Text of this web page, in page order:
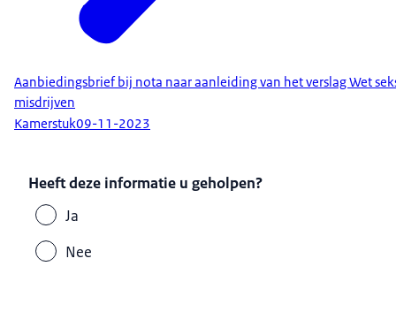
Aanbiedingsbrief bij nota naar aanleiding van het verslag Wet
misdrijven
Kamerstuk09-11-2023
Heeft deze informatie u geholpen?
Ja
Nee